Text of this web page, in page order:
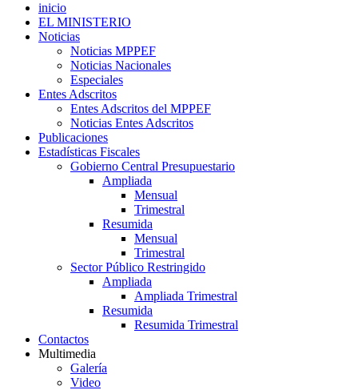
inicio
EL MINISTERIO
Noticias
Noticias MPPEF
Noticias Nacionales
Especiales
Entes Adscritos
Entes Adscritos del MPPEF
Noticias Entes Adscritos
Publicaciones
Estadísticas Fiscales
Gobierno Central Presupuestario
Ampliada
Mensual
Trimestral
Resumida
Mensual
Trimestral
Sector Público Restringido
Ampliada
Ampliada Trimestral
Resumida
Resumida Trimestral
Contactos
Multimedia
Galería
Video